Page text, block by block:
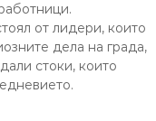
от лидери, които
дела на града,
стоки, които